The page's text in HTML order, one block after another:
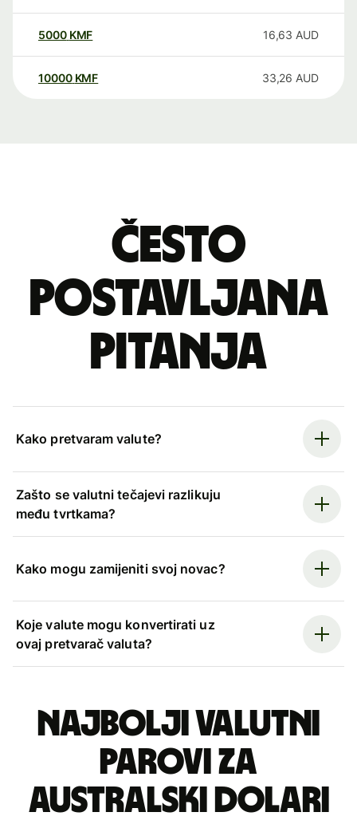
5000 KMF 16,63 AUD
10000 KMF 33,26 AUD
Često
postavljana
pitanja
Kako pretvaram valute?
Zašto se valutni tečajevi razlikuju
među tvrtkama?
Kako mogu zamijeniti svoj novac?
Koje valute mogu konvertirati uz
ovaj pretvarač valuta?
Najbolji valutni
parovi za
australski dolari